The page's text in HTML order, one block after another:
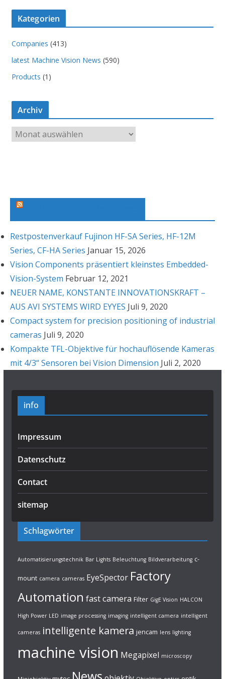
Kategorien
Companies (413)
latest Machine Vision News (590)
Products (1)
Archiv
r
Restpostenverkauf Fujinon HF-SA Series, HF-12M
Series, CF-HA Series Januar 15, 2026
Vision Components präsentiert kleinstes Embedded-
Vision-System Februar 12, 2021
NEUER NAME, KONSTANTE INNOVATIONSKRAFT –
AUS AVI SYSTEMS WIRD EYYES Juli 9, 2020
Compact system for precision positioning of industrial
cameras Juli 9, 2020
Kompakte TFL-Objektive für hochauflösende Kameras
mit 4/3“ Sensoren bei Vision Dimension Juli 2, 2020
info
Impressum
Datenschutz
Contact
sitemap
Schlagwörter
Automatisierungstechnik Bar Lights Beleuchtung Bildverarbeitung c-
mount camera cameras EyeSpector Factory
Automation fast camera Filter GigE Vision HALCON
High Power LED image processing imaging intelligent camera intelligent
cameras intelligente kamera jencam lens lighting
machine vision Megapixel microscopy